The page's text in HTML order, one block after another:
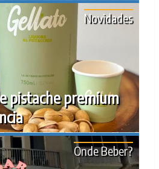
pistache premium
Novidades
Onde Beber?